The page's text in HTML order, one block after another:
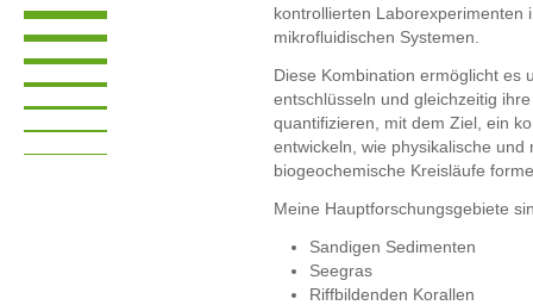
kontrollierten Laborexperimenten
mikrofluidischen Systemen.
Diese Kombination ermöglicht es
entschlüsseln und gleichzeitig
quantifizieren, mit dem Ziel, ein
entwickeln, wie physikalische
biogeochemische Kreisläufe
Mei­ne Haupt­for­schungs­gebiete
Sandigen Sedimenten
Seegras
Riffbildenden Korallen